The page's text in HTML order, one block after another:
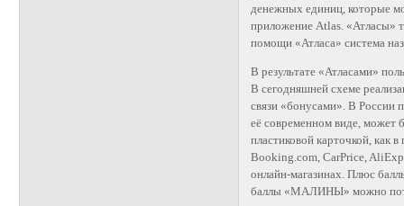
денежных единиц, которые
приложение Atlas. «Атласы»
помощи «Атласа» система
В результате «Атласами»
В сегодняшней схеме
связи «бонусами». В
её современном виде, может
пластиковой карточкой, как
Booking.com, CarPrice,
онлайн-магазинах. Плюс
баллы «МАЛИНЫ» можно